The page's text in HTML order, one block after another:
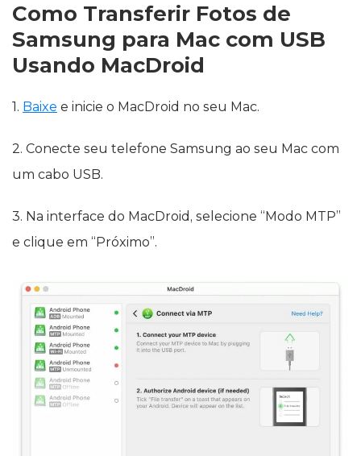
Como Transferir Fotos de
Samsung para Mac com USB
Usando MacDroid
1. Baixe e inicie o MacDroid no seu Mac.
2. Conecte seu telefone Samsung ao seu Mac com
um cabo USB.
3. Na interface do MacDroid, selecione “Modo MTP”
e clique em “Próximo”.